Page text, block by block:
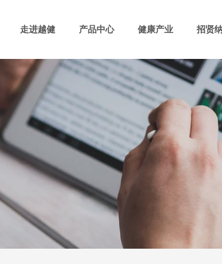
走进越健 产品中心 健康产业 招贤